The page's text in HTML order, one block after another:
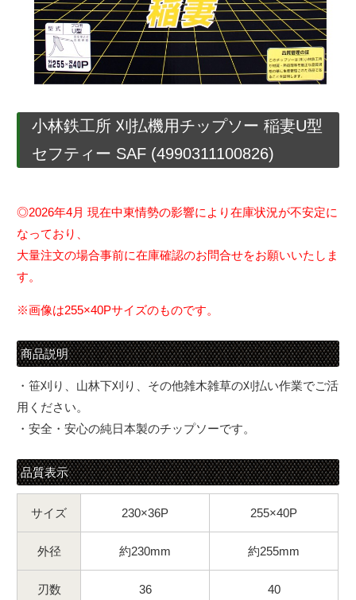
小林鉄工所 刈払機用チップソー 稲妻U型
セフティー SAF (4990311100826)
◎2026年4月 現在中東情勢の影響により在庫状況が不安定に
なっており、
大量注文の場合事前に在庫確認のお問合せをお願いいたしま
す。
※画像は255×40Pサイズのものです。
商品説明
・笹刈り、山林下刈り、その他雑木雑草の刈払い作業でご活
用ください。
・安全・安心の純日本製のチップソーです。
品質表示
サイズ 230×36P 255×40P
外径 約230mm 約255mm
刃数 36 40